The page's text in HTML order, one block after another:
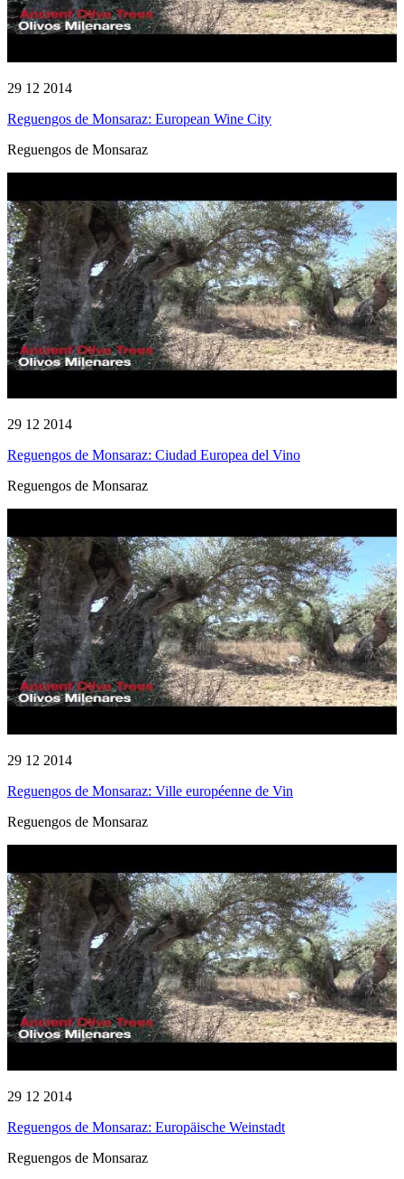
29 12 2014
Reguengos de Monsaraz: European Wine City
Reguengos de Monsaraz
29 12 2014
Reguengos de Monsaraz: Ciudad Europea del Vino
Reguengos de Monsaraz
29 12 2014
Reguengos de Monsaraz: Ville européenne de Vin
Reguengos de Monsaraz
29 12 2014
Reguengos de Monsaraz: Europäische Weinstadt
Reguengos de Monsaraz